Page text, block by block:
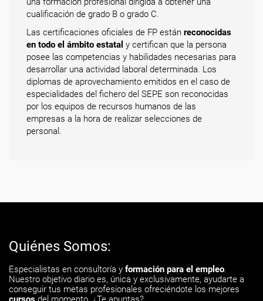
cualificación de grado B o grado C.
Las certificaciones oficiales de FP están reconocidas
en todo el ámbito estatal y certifican que la persona
posee las competencias y habilidades necesarias para
desarrollar una actividad laboral determinada. Los
diplomas de aprovechamiento emitidos en el caso de
especialidades del fichero del SEPE son reconocidas
por los equipos de recursos humanos de las
empresas a la hora de realizar selecciones de
personal.
Quiénes Somos:
Especialistas en consultoría y formación para el empleo.
Nuestro objetivo diario es, única y exclusivamente, ayudarte a
conseguir tus metas profesionales ofreciéndote los mejores